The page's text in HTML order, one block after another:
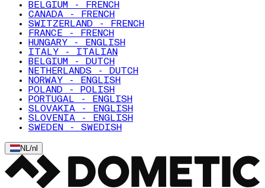
BELGIUM - FRENCH
CANADA - FRENCH
SWITZERLAND - FRENCH
FRANCE - FRENCH
HUNGARY - ENGLISH
ITALY - ITALIAN
BELGIUM - DUTCH
NETHERLANDS - DUTCH
NORWAY - ENGLISH
POLAND - POLISH
PORTUGAL - ENGLISH
SLOVAKIA - ENGLISH
SLOVENIA - ENGLISH
SWEDEN - SWEDISH
NL/nl